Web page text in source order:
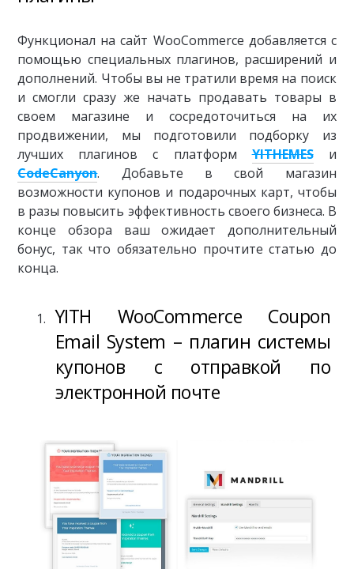
Функционал на сайт WooCommerce добавляется с
помощью специальных плагинов, расширений и
дополнений. Чтобы вы не тратили время на поиск
и смогли сразу же начать продавать товары в
своем магазине и сосредоточиться на их
продвижении, мы подготовили подборку из
лучших плагинов с платформYITHEMESи
CodeCanyon. Добавьте в свой магазин
возможности купонов и подарочных карт, чтобы
в разы повысить эффективность своего бизнеса. В
конце обзора ваш ожидает дополнительный
бонус, так что обязательно прочтите статью до
конца.
YITH WooCommerce Coupon
Email System – плагин системы
купонов с отправкой по
электронной почте